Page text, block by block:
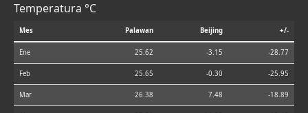
Temperatura °C
Mes Palawan Beijing +/-
Ene 25.62 -3.15 -28.77
Feb 25.65 -0.30 -25.95
Mar 26.38 7.48 -18.89